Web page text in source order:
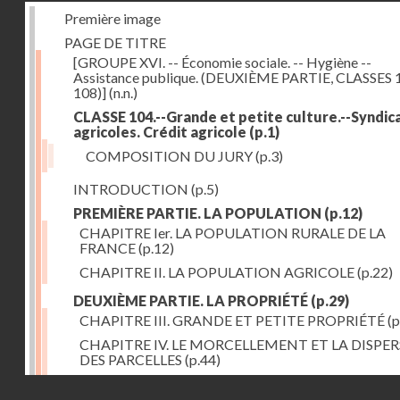
Première image
PAGE DE TITRE
[GROUPE XVI. -- Économie sociale. -- Hygiène --
Assistance publique. (DEUXIÈME PARTIE, CLASSES
108)](n.n.)
CLASSE 104.--Grande et petite culture.--
agricoles. Crédit agricole (p.1)
COMPOSITION DU JURY(p.3)
INTRODUCTION (p.5)
PREMIÈRE PARTIE. LA POPULATION (p.12)
CHAPITRE Ier. LA POPULATION RURALE DE LA
FRANCE(p.12)
CHAPITRE II. LA POPULATION AGRICOLE(p.22)
DEUXIÈME PARTIE. LA PROPRIÉTÉ (p.29)
CHAPITRE III. GRANDE ET PETITE PROPRIÉTÉ
CHAPITRE IV. LE MORCELLEMENT ET LA
DES PARCELLES (p.44)